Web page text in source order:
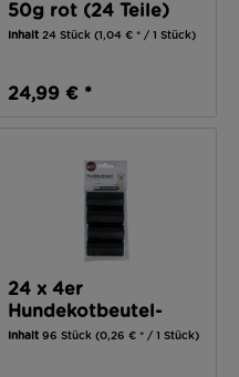
50g rot (24 Teile)
Inhalt24 Stück(1,04 € * / 1 Stück)
24,99 € *
24 x 4er
Hundekotbeutel-
Rollen je 20
Inhalt96 Stück(0,26 € * / 1 Stück)